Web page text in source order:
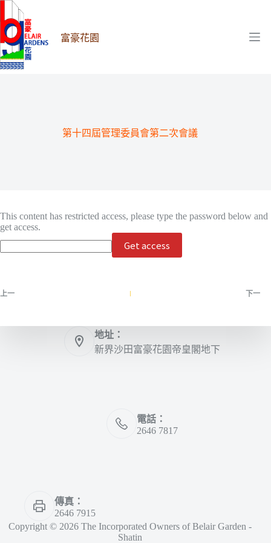
至
主
要
內
富豪花園
第十四屆管理委員會第二次會議
This content has restricted access, please type the password below and
get access.
上一 下一
地址：
新界沙田富豪花園帝皇閣地下
電話：
2646 7817
傳真：
2646 7915
Copyright © 2026 The Incorporated Owners of Belair Garden -
Shatin